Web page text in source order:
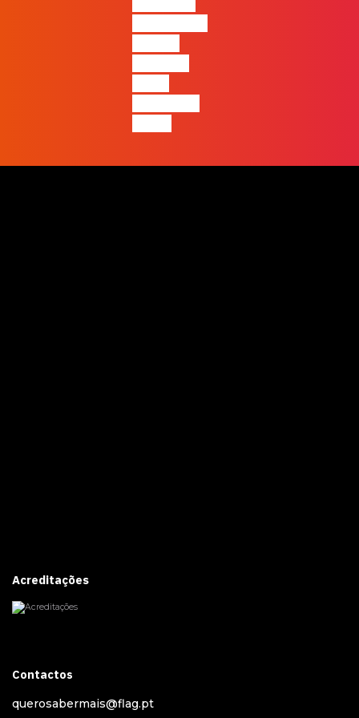
Acreditações
Contactos
querosabermais@flag.pt